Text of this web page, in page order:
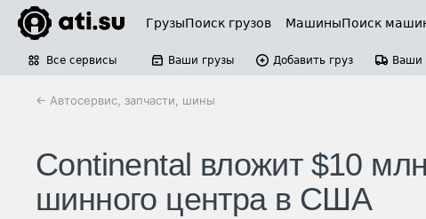
ГрузыПоиск грузов МашиныПоиск
Все сервисы Ваши грузы Добавить груз
← Автосервис, запчасти, шины
Continental вложит $10
шинного центра в США